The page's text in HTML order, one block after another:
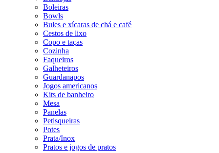
Boleiras
Bowls
Bules e xícaras de chá e café
Cestos de lixo
Copo e taças
Cozinha
Faqueiros
Galheteiros
Guardanapos
Jogos americanos
Kits de banheiro
Mesa
Panelas
Petisqueiras
Potes
Prata/Inox
Pratos e jogos de pratos